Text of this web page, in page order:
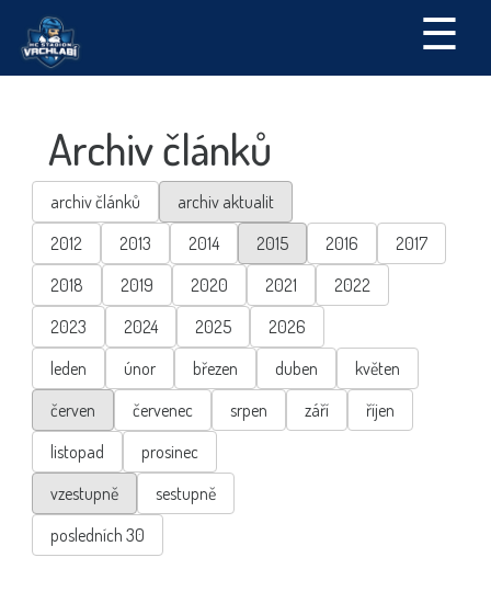
☰
Archiv článků
archiv článků
archiv aktualit
2012
2013 2014 2015 2016
2017
2018
2019 2020 2021
2022
2023
2024 2025
2026
leden
únor březen duben
květen
červen
červenec srpen září
říjen
listopad
prosinec
vzestupně
sestupně
posledních 30